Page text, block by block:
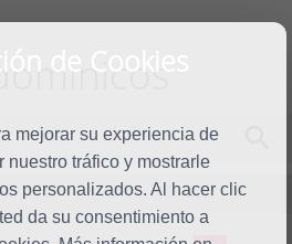
de Cookies
mejorar su experiencia de
nuestro tráfico y mostrarle
personalizados. Al hacer clic
da su consentimiento a